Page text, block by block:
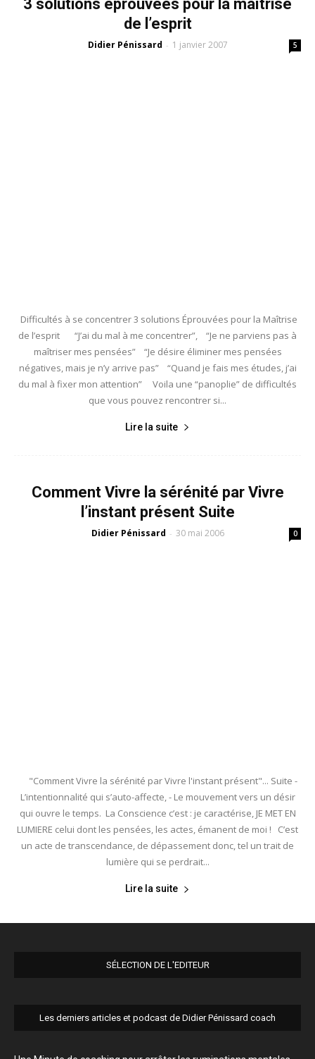
3 solutions éprouvées pour la maîtrise
de l’esprit
Didier Pénissard - 1 janvier 2007 5
Difficultés à se concentrer 3 solutions Éprouvées pour la Maîtrise
de l’esprit “J’ai du mal à me concentrer”, “Je ne parviens pas à
maîtriser mes pensées” “Je désire éliminer mes pensées
négatives, mais je n’y arrive pas” “Quand je fais mes études, j’ai
du mal à fixer mon attention” Voila une “panoplie” de difficultés
que vous pouvez rencontrer si...
Lire la suite
Comment Vivre la sérénité par Vivre
l’instant présent Suite
Didier Pénissard - 30 mai 2006 0
"Comment Vivre la sérénité par Vivre l'instant présent"... Suite -
L’intentionnalité qui s’auto-affecte, - Le mouvement vers un désir
qui ouvre le temps. La Conscience c’est : je caractérise, JE MET EN
LUMIERE celui dont les pensées, les actes, émanent de moi ! C’est
un acte de transcendance, de dépassement donc, tel un trait de
lumière qui se perdrait...
Lire la suite
SÉLECTION DE L'EDITEUR
Les derniers articles et podcast de Didier Pénissard coach